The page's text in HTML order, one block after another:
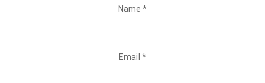
Name *
Email *